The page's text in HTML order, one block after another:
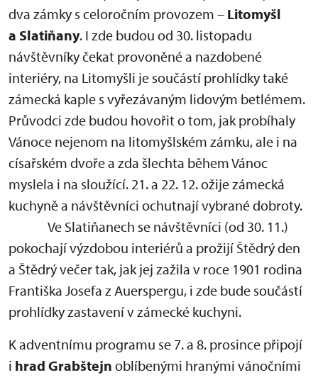
dva zámky s celoročním provozem – Litomyšl
a Slatiňany. I zde budou od 30. listopadu
návštěvníky čekat provoněné a nazdobené
interiéry, na Litomyšli je součástí prohlídky také
zámecká kaple s vyřezávaným lidovým betlémem.
Průvodci zde budou hovořit o tom, jak probíhaly
Vánoce nejenom na litomyšlském zámku, ale i na
císařském dvoře a zda šlechta během Vánoc
myslela i na sloužící. 21. a 22. 12. ožije zámecká
kuchyně a návštěvníci ochutnají vybrané dobroty.
Ve Slatiňanech se návštěvníci (od 30. 11.)
pokochají výzdobou interiérů a prožijí Štědrý den
a Štědrý večer tak, jak jej zažila v roce 1901 rodina
Františka Josefa z Auerspergu, i zde bude součástí
prohlídky zastavení v zámecké kuchyni.
K adventnímu programu se 7. a 8. prosince připojí
i hrad Grabštejn oblíbenými hranými vánočními